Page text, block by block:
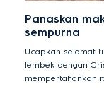
Panaskan
sempurna
Ucapkan selamat
lembek dengan
mempertahankan